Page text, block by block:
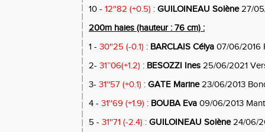
10 - 12''82 (+0.5) : GUILOINEAU Solène27/
200m haies (hauteur : 76 cm) :
1 - 30''25 (-0.1) : BARCLAIS Célya 07/06/2016
2- 31’’06(+1.2) : BESOZZI Ines 25/06/2021
3- 31''57 (+0.1) : GATE Marine23/06/2013
4 - 31''69 (+1.9) : BOUBA Eva 09/06/2013
5 - 31''71 (-2.4) : GUILOINEAU Solène24/06/